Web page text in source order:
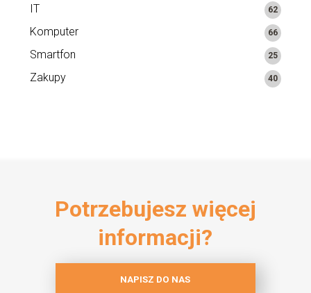
IT 62
Komputer 66
Smartfon 25
Zakupy 40
Potrzebujesz więcej
informacji?
NAPISZ DO NAS